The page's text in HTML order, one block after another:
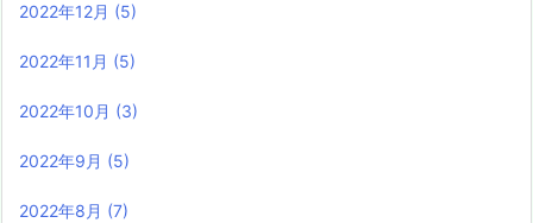
2022年12月 (5)
2022年11月 (5)
2022年10月 (3)
2022年9月 (5)
2022年8月 (7)